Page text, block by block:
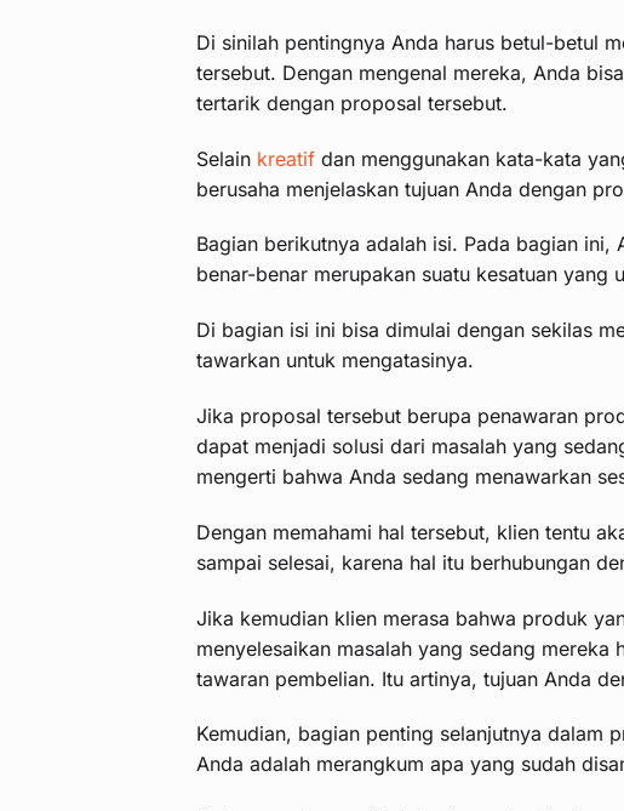
Di sinilah pentingnya Anda harus betul-betul
tersebut. Dengan mengenal mereka, Anda
tertarik dengan proposal tersebut.
Selain kreatif dan menggunakan kata-kata
berusaha menjelaskan tujuan Anda dengan
Bagian berikutnya adalah isi. Pada bagian
benar-benar merupakan suatu kesatuan yang
Di bagian isi ini bisa dimulai dengan sekilas
tawarkan untuk mengatasinya.
Jika proposal tersebut berupa penawaran
dapat menjadi solusi dari masalah yang
mengerti bahwa Anda sedang menawarkan
Dengan memahami hal tersebut, klien tentu
sampai selesai, karena hal itu berhubungan
Jika kemudian klien merasa bahwa produk
menyelesaikan masalah yang sedang
tawaran pembelian. Itu artinya, tujuan Anda
Kemudian, bagian penting selanjutnya dalam
Anda adalah merangkum apa yang sudah